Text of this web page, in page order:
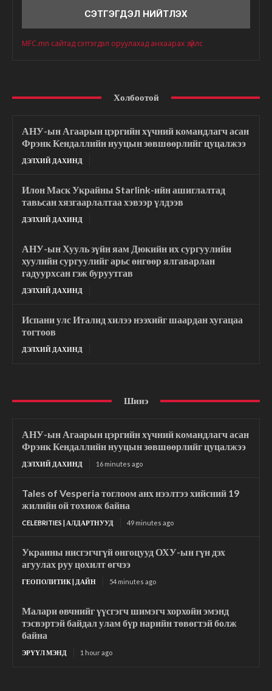
MFC.mn сайтад сэтгэгдэл оруулахад анхаарах зүйлс
Холбоотой
АНУ-ын Агаарын цэргийн хүчний командлагч асан
Фрэнк Кендаллийн нууцын зөвшөөрлийг цуцалжээ
ДЭЛХИЙ ДАХИНД
Илон Маск Украйны Starlink-ийн ашиглалтад
тавьсан хязгаарлалтаа хэвээр үлдээв
ДЭЛХИЙ ДАХИНД
АНУ-ын Хууль зүйн яам Дюкийн их сургуулийн
хуулийн сургуулийг арьс өнгөөр ялгаварлан
гадуурхсан гэж буруутгав
ДЭЛХИЙ ДАХИНД
Испани улс Италид хилээ нээхийг шаардан хугацаа
тогтоов
ДЭЛХИЙ ДАХИНД
Шинэ
АНУ-ын Агаарын цэргийн хүчний командлагч асан
Фрэнк Кендаллийн нууцын зөвшөөрлийг цуцалжээ
ДЭЛХИЙ ДАХИНД 16 minutes ago
Tales of Vesperia тоглоом анх нээлтээ хийсний 19
жилийн ой тохиож байна
CELEBRITIES | АЛДАРТНУУД 49 minutes ago
Украины нисгэгчгүй онгоцууд ОХУ-ын гүн дэх
агуулах руу цохилт өгчээ
ГЕОПОЛИТИК | ДАЙН 54 minutes ago
Малари өвчнийг үүсгэгч шимэгч хорхойн эмэнд
тэсвэртэй байдал улам бүр нарийн төвөгтэй болж
байна
ЭРҮҮЛ МЭНД 1 hour ago